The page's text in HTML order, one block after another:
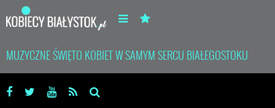
MUZYCZNE ŚWIĘTO KOBIET W SAMYM SERCU BIAŁEGOSTOKU